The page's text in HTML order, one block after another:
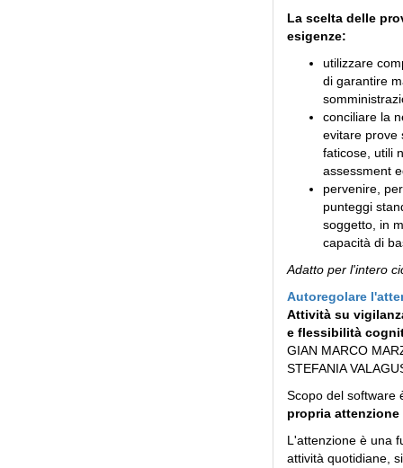
La scelta delle
esigenze:
utilizzare
di garantire
conciliare la
evitare prove
faticose, utili
assessment
pervenire,
punteggi
soggetto, in
capacità di
Adatto per l'intero
Autoregolare
Attività su
e flessibilità
GIAN MARCO
STEFANIA
Scopo del software
propria attenzione
L'attenzione è una
attività quotidiane,